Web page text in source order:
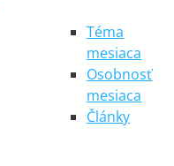
Téma
mesiaca
Osobnosť
mesiaca
Články